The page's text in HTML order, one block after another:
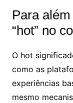
Para
“hot” no
O hot
como as
experiências
mesmo